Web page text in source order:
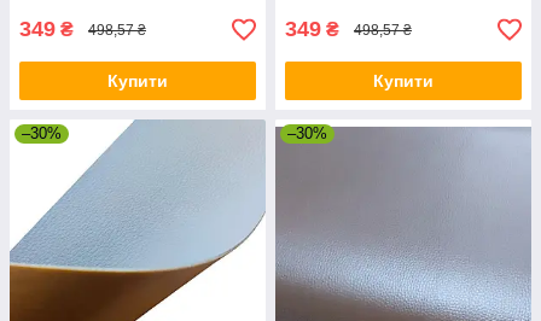
349 ₴ 498,57 ₴
Купити
349 ₴ 498,57 ₴
Купити
–30% –30%